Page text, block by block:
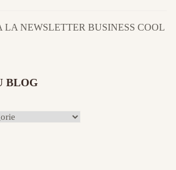
LA NEWSLETTER BUSINESS COOL
BLOG